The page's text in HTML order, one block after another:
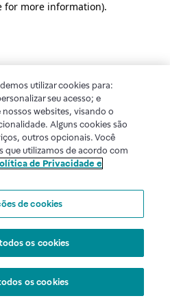
for more information).
utilizar cookies para:
seu acesso; e
websites, visando o
Alguns cookies são
outros opcionais. Você
que utilizamos de acordo com
de Privacidade e
de cookies
os cookies
os cookies